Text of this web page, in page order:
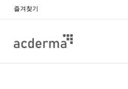
즐겨찾기